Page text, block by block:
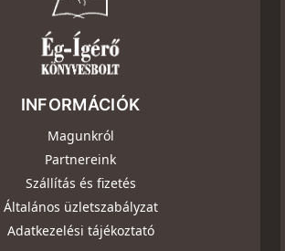
INFORMÁCIÓK
Magunkról
Partnereink
Szállítás és fizetés
Általános üzletszabályzat
Adatkezelési tájékoztató